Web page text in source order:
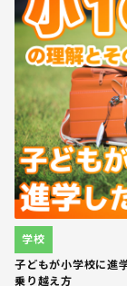
子どもが小学校に進
乗り越え方
学校